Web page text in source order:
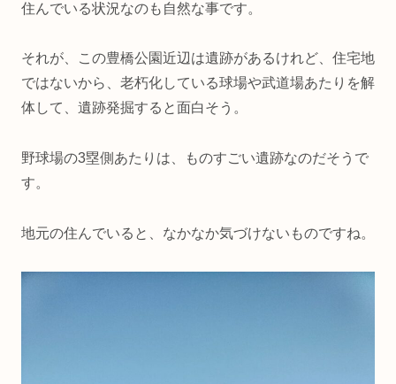
住んでいる状況なのも自然な事です。
それが、この豊橋公園近辺は遺跡があるけれど、住宅地
ではないから、老朽化している球場や武道場あたりを解
体して、遺跡発掘すると面白そう。
野球場の3塁側あたりは、ものすごい遺跡なのだそうで
す。
地元の住んでいると、なかなか気づけないものですね。